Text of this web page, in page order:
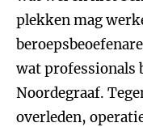
plekken mag
wat professionals
Noordegraaf.
overleden,